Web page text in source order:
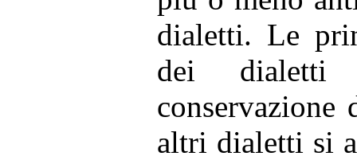
dialetti. Le
dei
altri dialetti si